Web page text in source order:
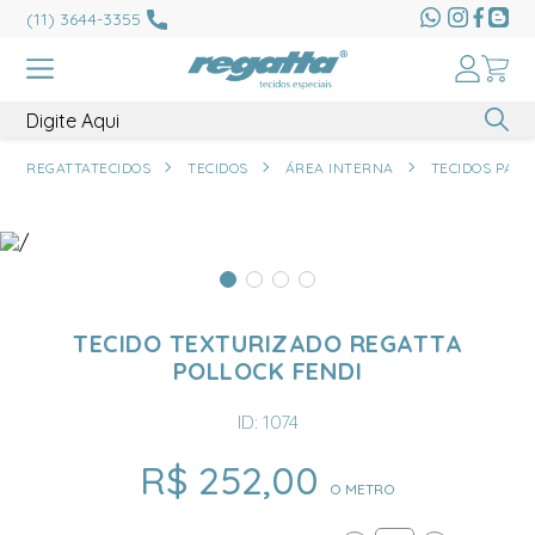
(11) 3644-3355
REGATTATECIDOS TECIDOS ÁREA INTERNA TECIDOS
TECIDO TEXTURIZADO REGATTA
POLLOCK FENDI
ID: 1074
R$ 252,00 O METRO